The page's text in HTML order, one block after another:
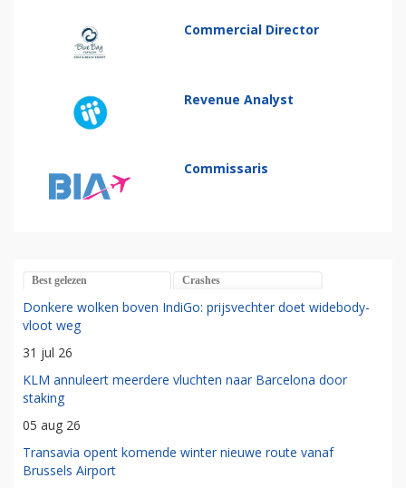
Commercial Director
Revenue Analyst
Commissaris
Best gelezen Crashes
Donkere wolken boven IndiGo: prijsvechter doet widebody-
vloot weg
31 jul 26
KLM annuleert meerdere vluchten naar Barcelona door
staking
05 aug 26
Transavia opent komende winter nieuwe route vanaf
Brussels Airport